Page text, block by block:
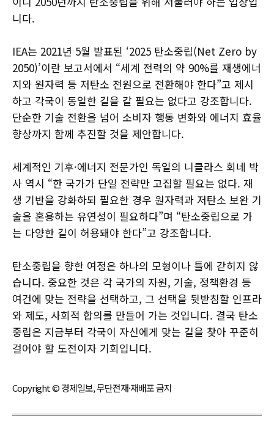
니다.
IEA는 2021년 5월 발표된 ‘2025 탄소중립(Net Zero by
2050)’이란 보고서에서 “세계 전력의 약 90%를 재생에너
지와 원자력 등 저탄소 전원으로 전환해야 한다”고 제시
하고 각국이 동일한 길을 갈 필요는 없다고 강조합니다.
단순한 기술 전환을 넘어 소비자 행동 변화와 에너지 효율
향상까지 함께 추진할 것을 제안합니다.
세계적인 기후·에너지 전문가인 독일의 니클라스 회네 박
사 역시 “한 국가가 단일 전략만 고집할 필요는 없다. 재
생 기반을 강화하되 필요한 경우 원자력과 저탄소 보완 기
술을 혼용하는 유연성이 필요하다”며 “탄소중립으로 가
는 다양한 길이 허용돼야 한다”고 강조합니다.
탄소중립을 향한 여정은 하나의 모형이나 틀에 갇히지 않
습니다. 중요한 것은 각 국가의 자원, 기술, 정책환경 등
여건에 맞는 전략을 선택하고, 그 선택을 뒷받침할 인프라
와 제도, 사회적 합의를 만들어 가는 것입니다. 결국 탄소
중립은 지금부터 각국이 자신에게 맞는 길을 찾아 꾸준히
걸어야 할 도전이자 기회입니다.
Copyright © 경제일보, 무단전재·재배포 금지